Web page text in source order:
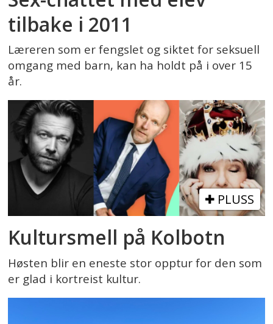
tilbake i 2011
Læreren som er fengslet og siktet for seksuell
omgang med barn, kan ha holdt på i over 15
år.
PLUSS
Kultursmell på Kolbotn
Høsten blir en eneste stor opptur for den som
er glad i kortreist kultur.